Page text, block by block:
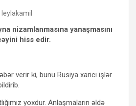
leylakamil
nizamlanmasına yanaşmasını
hiss edir.
verir ki, bunu Rusiya xarici işlər
yoxdur. Anlaşmaların əldə